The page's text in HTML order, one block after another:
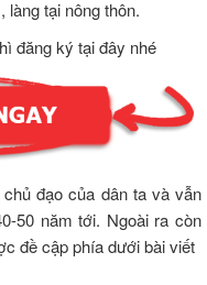
tại nông thôn.
đăng ký tại đây nhé
đạo của dân ta và vẫn
50 năm tới. Ngoài ra còn
đề cập phía dưới bài viết